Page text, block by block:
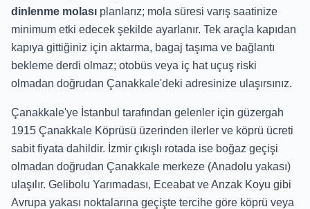
dinlenme molası planlarız; mola süresi varış saatinize
minimum etki edecek şekilde ayarlanır. Tek araçla kapıdan
kapıya gittiğiniz için aktarma, bagaj taşıma ve bağlantı
bekleme derdi olmaz; otobüs veya iç hat uçuş riski
olmadan doğrudan Çanakkale'deki adresinize ulaşırsınız.
Çanakkale'ye İstanbul tarafından gelenler için güzergah
1915 Çanakkale Köprüsü üzerinden ilerler ve köprü ücreti
sabit fiyata dahildir. İzmir çıkışlı rotada ise boğaz geçişi
olmadan doğrudan Çanakkale merkeze (Anadolu yakası)
ulaşılır. Gelibolu Yarımadası, Eceabat ve Anzak Koyu gibi
Avrupa yakası noktalarına geçişte tercihe göre köprü veya